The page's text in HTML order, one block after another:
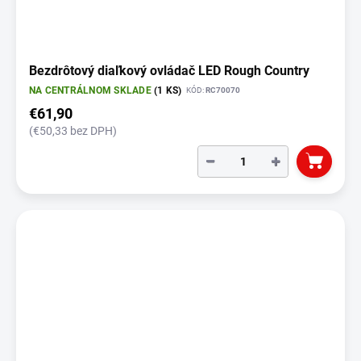
Bezdrôtový diaľkový ovládač LED Rough Country
NA CENTRÁLNOM SKLADE(1 KS) KÓD:RC70070
€61,90
(€50,33 bez DPH)
+
−